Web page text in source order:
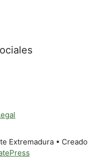
Extremadura • Creado